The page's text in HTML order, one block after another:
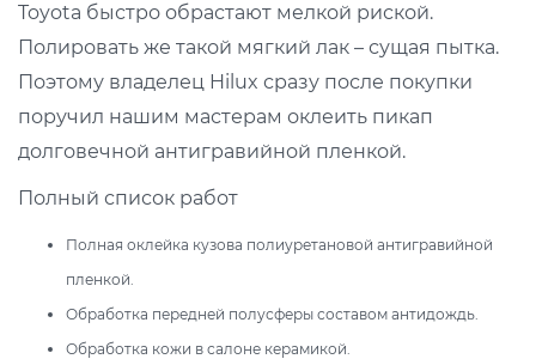
Toyota быстро обрастают мелкой риской.
Полировать же такой мягкий лак – сущая пытка.
Поэтому владелец Hilux сразу после покупки
поручил нашим мастерам оклеить пикап
долговечной антигравийной пленкой.
Полный список работ
Полная оклейка кузова полиуретановой антигравийной
пленкой.
Обработка передней полусферы составом антидождь.
Обработка кожи в салоне керамикой.